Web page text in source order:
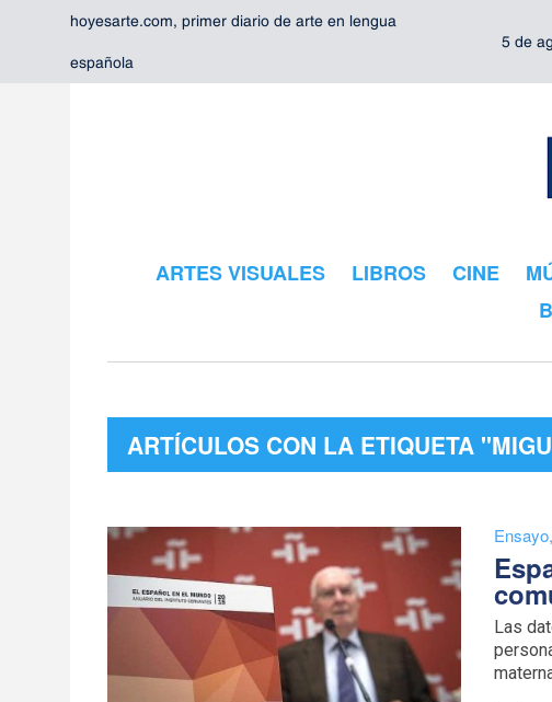
hoyesarte.com, primer diario de arte en lengua
española
5 de
ARTES VISUALES LIBROS CINE
ARTÍCULOS CON LA ETIQUETA
Ensayo,
Las